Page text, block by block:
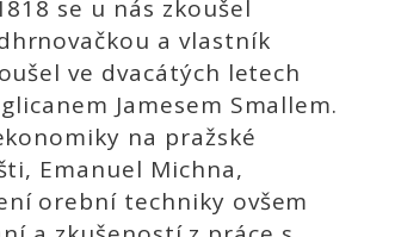
se u nás zkoušel
a vlastník
ve dvacátých letech
Jamesem Smallem.
na pražské
Emanuel Michna,
orební techniky ovšem